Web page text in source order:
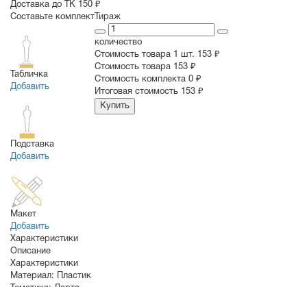
Доставка до ТК 150 ₽
Составьте комплект
Табличка
Добавить
Подставка
Добавить
Макет
Добавить
Тираж
количество
Стоимость товара 1 шт.
153 ₽
Cтоимость товара
153 ₽
Стоимость комплекта 0 ₽
Итоговая стоимость
153 ₽
Купить
Характеристики
Описание
Характеристики
Материал: Пластик